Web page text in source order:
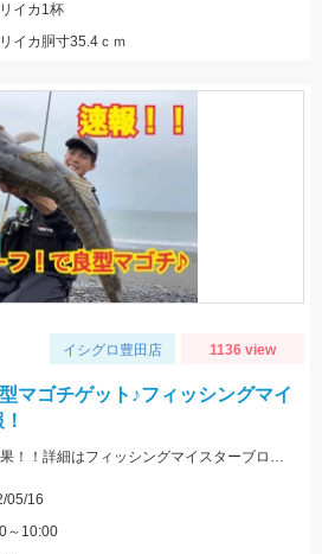
イカ1杯
イカ胴寸35.4ｃｍ
イシグロ豊田店 1136 view
マゴチゲット♪フィッシングマイ
キャラメルシャッド3.5出の釣果！！詳細はフィッシングマイスターブログにて近日中公開です。
05/16
～10:00